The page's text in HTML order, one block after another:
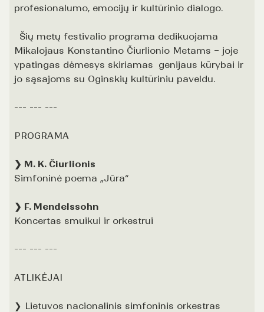
profesionalumo, emocijų ir kultūrinio dialogo.
Šių metų festivalio programa dedikuojama
Mikalojaus Konstantino Čiurlionio Metams – joje
ypatingas dėmesys skiriamas genijaus kūrybai ir
jo sąsajoms su Oginskių kultūriniu paveldu.
--- --- ---
PROGRAMA
❯ M. K. Čiurlionis
Simfoninė poema „Jūra“
❯ F. Mendelssohn
Koncertas smuikui ir orkestrui
--- --- ---
ATLIKĖJAI
❯ Lietuvos nacionalinis simfoninis orkestras